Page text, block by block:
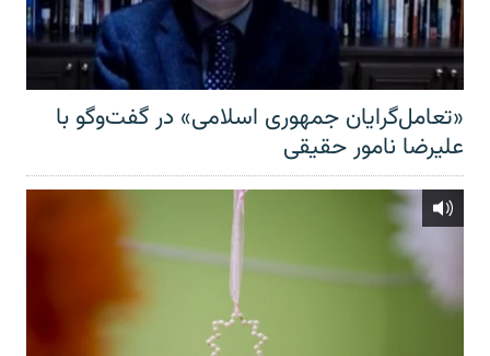
«تعامل‌گرایان جمهوری اسلامی» در گفت‌وگو با
علیرضا نامور حقیقی